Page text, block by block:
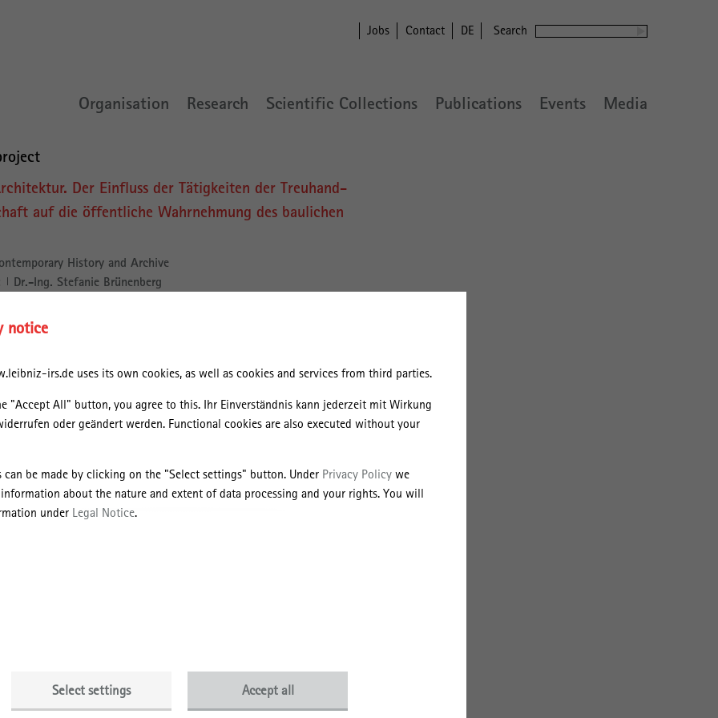
notice
irs.de uses its own cookies, as well as cookies and services from third parties.
"Accept All" button, you agree to this. Ihr Einverständnis kann jederzeit mit Wirkung
oder geändert werden. Functional cookies are also executed without your
can be made by clicking on the "Select settings" button. Under Privacy Policy we
about the nature and extent of data processing and your rights. You will
under Legal Notice.
Select settings Accept all
Jobs Contact DE Search
Organisation Research Scientific Collections Publications Events Media
Der Einfluss der Tätigkeiten der Treuhand-
auf die öffentliche Wahrnehmung des baulichen
History and Archive
Dr.-Ing. Stefanie Brünenberg
Deutsche Forschungsgemeinschaft
Anstalt in den 1990er-Jahren stehen bis heute in der Kritik: Die
der DDR in die marktwirtschaftliche Ordnung des
wurde in den letzten Jahrzehnten in vielerlei Hinsicht erforscht. Dabei
geblieben ist die Betrachtung des Umgangs der Treuhand mit dem
öffentlicher sowie betrieblicher Einrichtungen wie Großgaststätten,
und Warenhäusern änderte die Eigentumsstrukturen der Gebäude
Umnutzungen, Abrisse und Umbauten vieler dieser charakteristischen
diese von außenstehenden politischen Akteuren forcierte Veränderung
Einfluss auf den eigenständigen Aufbau einer Erinnerungskultur in
Forschungsprojekt untersucht, wie sich ein wesentlicher Bestandteil des
die Privatisierung von 1991 bis 2000 weiterentwickelte. Hierfür wird
TLG aufgearbeitet und der Umgang der TLG mit den von ihr
Analyse eines kartografischen Mappings erforscht. Anhand dieser
Fallstudien die veränderten Eigentumsverhältnisse in Abhängigkeit